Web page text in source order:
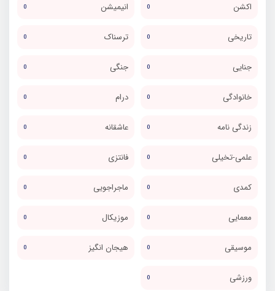
اکشن 0 انیمیشن 0
تاریخی 0 ترسناک 0
جنایی 0 جنگی 0
خانوادگی 0 درام 0
زندگی نامه 0 عاشقانه 0
علمی-تخیلی 0 فانتزی 0
کمدی 0 ماجراجویی 0
معمایی 0 موزیکال 0
موسیقی 0 هیجان انگیز 0
ورزشی 0